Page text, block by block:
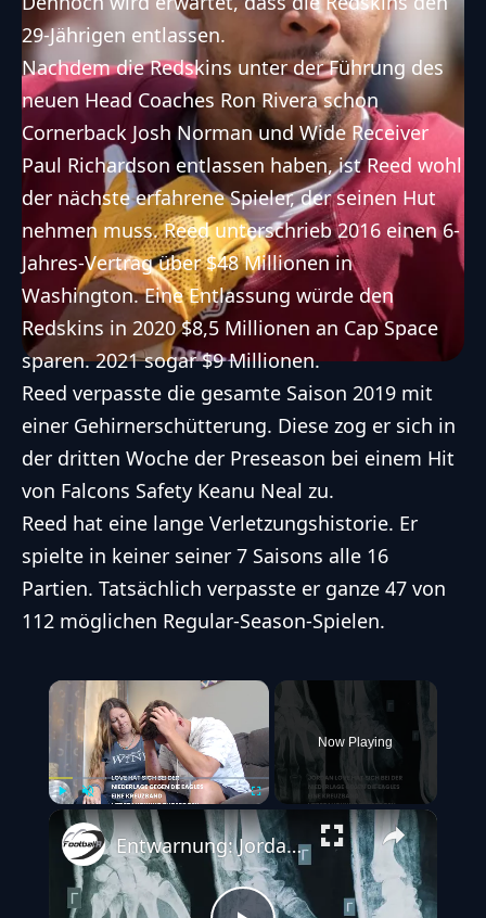
29-Jährigen entlassen.
Nachdem die Redskins unter der Führung des
neuen Head Coaches Ron Rivera schon
Cornerback Josh Norman und Wide Receiver
Paul Richardson entlassen haben, ist Reed wohl
der nächste erfahrene Spieler, der seinen Hut
nehmen muss. Reed unterschrieb 2016 einen 6-
Jahres-Vertrag über $48 Millionen in
Washington. Eine Entlassung würde den
Redskins in 2020 $8,5 Millionen an Cap Space
sparen. 2021 sogar $9 Millionen.
Reed verpasste die gesamte Saison 2019 mit
einer Gehirnerschütterung. Diese zog er sich in
der dritten Woche der Preseason bei einem Hit
von Falcons Safety Keanu Neal zu.
Reed hat eine lange Verletzungshistorie. Er
spielte in keiner seiner 7 Saisons alle 16
Partien. Tatsächlich verpasste er ganze 47 von
112 möglichen Regular-Season-Spielen.
×
Play Unmute Fullscreen
Now Playing
Entwarnung: Jordan Love entgeht schwerer Verletzung – 3-4 Wochen Pause